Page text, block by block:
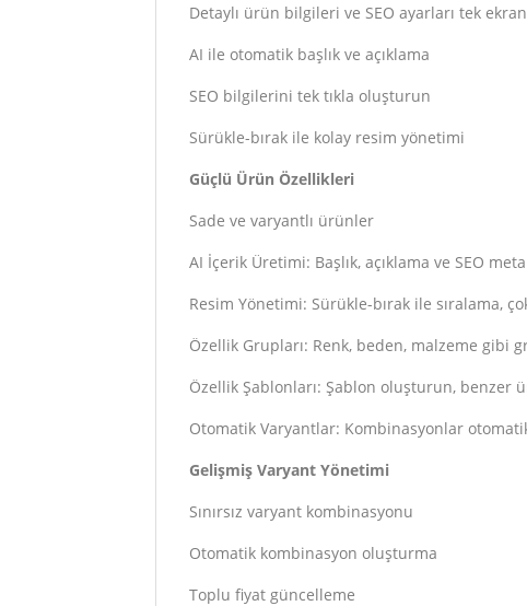
Detaylı ürün bilgileri ve SEO ayarları tek
AI ile otomatik başlık ve açıklama
SEO bilgilerini tek tıkla oluşturun
Sürükle-bırak ile kolay resim yönetimi
Güçlü Ürün Özellikleri
Sade ve varyantlı ürünler
AI İçerik Üretimi: Başlık, açıklama ve SEO
Resim Yönetimi: Sürükle-bırak ile sıralama,
Özellik Grupları: Renk, beden, malzeme gibi
Özellik Şablonları: Şablon oluşturun, benzer
Otomatik Varyantlar: Kombinasyonlar
Gelişmiş Varyant Yönetimi
Sınırsız varyant kombinasyonu
Otomatik kombinasyon oluşturma
Toplu fiyat güncelleme